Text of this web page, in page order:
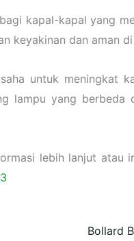
kapal-kapal yang
keyakinan dan aman
untuk meningkat
lampu yang berbeda
lebih lanjut
Bollard